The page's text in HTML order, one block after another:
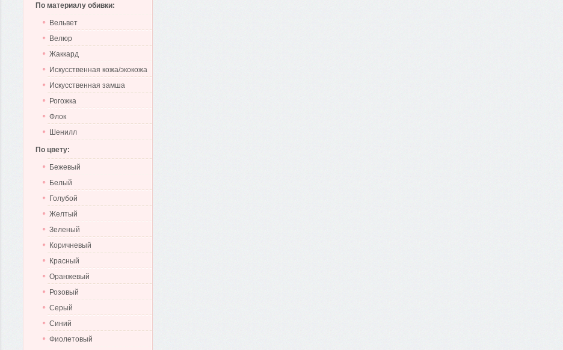
По материалу обивки:
Вельвет
Велюр
Жаккард
Искусственная кожа/экокожа
Искусственная замша
Рогожка
Флок
Шенилл
По цвету:
Бежевый
Белый
Голубой
Желтый
Зеленый
Коричневый
Красный
Оранжевый
Розовый
Серый
Синий
Фиолетовый